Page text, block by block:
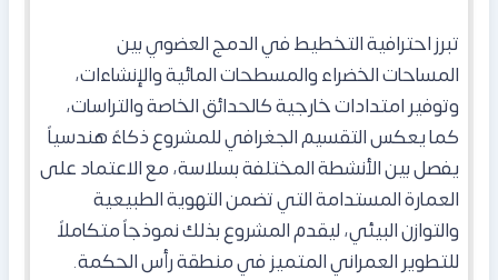
تبرز احترافية التخطيط في الدمج العضوي بين
المساحات الخضراء والمسطحات المائية والإنشاءات،
وتوفير امتدادات خارجية كالحدائق الخاصة والتراسات،
كما يعكس التقسيم الجغرافي للمشروع ذكاءً هندسياً
يفصل بين الأنشطة المختلفة بسلاسة، مع الاعتماد على
العمارة المستدامة التي تضمن التهوية الطبيعية
والتوازن البيئي، ليقدم المشروع بذلك نموذجاً متكاملاً
للتطوير العمراني المتميز في منطقة رأس الحكمة.